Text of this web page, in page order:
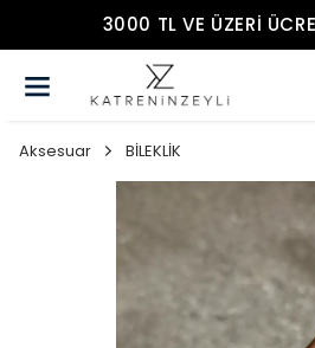
3000 TL VE ÜZERİ
Aksesuar BİLEKLİK